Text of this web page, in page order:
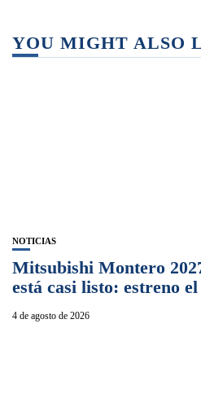
YOU MIGHT ALSO
NOTICIAS
Mitsubishi Montero
está casi listo: estreno
4 de agosto de 2026